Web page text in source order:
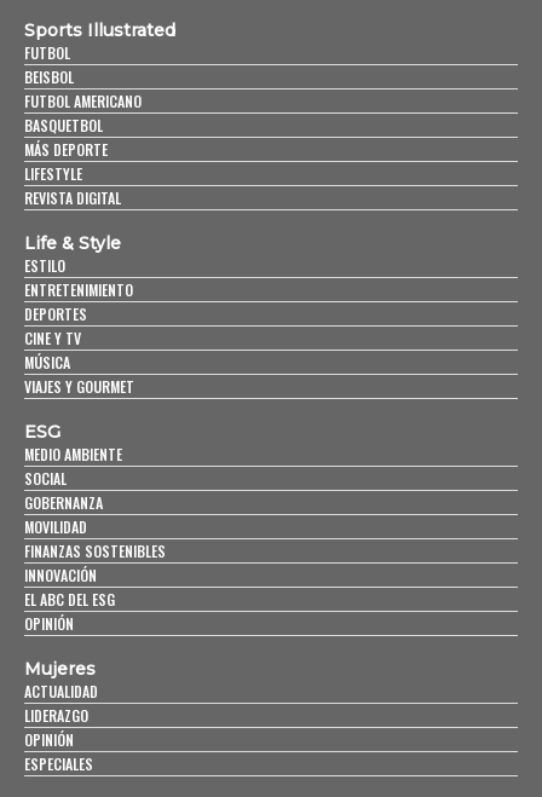
Sports Illustrated
FUTBOL
BEISBOL
FUTBOL AMERICANO
BASQUETBOL
MÁS DEPORTE
LIFESTYLE
REVISTA DIGITAL
Life & Style
ESTILO
ENTRETENIMIENTO
DEPORTES
CINE Y TV
MÚSICA
VIAJES Y GOURMET
ESG
MEDIO AMBIENTE
SOCIAL
GOBERNANZA
MOVILIDAD
FINANZAS SOSTENIBLES
INNOVACIÓN
EL ABC DEL ESG
OPINIÓN
Mujeres
ACTUALIDAD
LIDERAZGO
OPINIÓN
ESPECIALES